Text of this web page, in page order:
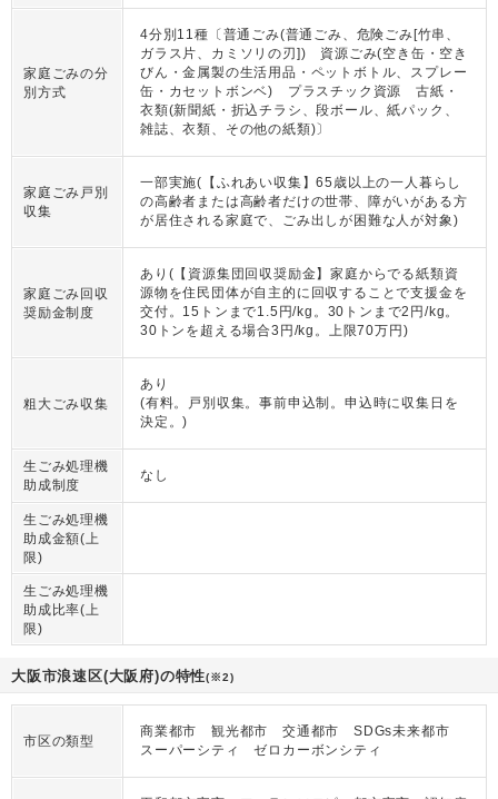
家庭ごみの分
別方式
4分別11種〔普通ごみ(普通ごみ、危険ごみ[竹串、
ガラス片、カミソリの刃]) 資源ごみ(空き缶・空き
びん・金属製の生活用品・ペットボトル、スプレー
缶・カセットボンベ) プラスチック資源 古紙・
衣類(新聞紙・折込チラシ、段ボール、紙パック、
雑誌、衣類、その他の紙類)〕
家庭ごみ戸別
収集
一部実施(【ふれあい収集】65歳以上の一人暮らし
の高齢者または高齢者だけの世帯、障がいがある方
が居住される家庭で、ごみ出しが困難な人が対象)
家庭ごみ回収
奨励金制度
あり(【資源集団回収奨励金】家庭からでる紙類資
源物を住民団体が自主的に回収することで支援金を
交付。15トンまで1.5円/kg。30トンまで2円/kg。
30トンを超える場合3円/kg。上限70万円)
粗大ごみ収集
あり
(有料。戸別収集。事前申込制。申込時に収集日を
決定。)
生ごみ処理機
助成制度
なし
生ごみ処理機
助成金額(上
限)
生ごみ処理機
助成比率(上
限)
大阪市浪速区(大阪府)の特性(※2)
市区の類型
商業都市 観光都市 交通都市 SDGs未来都市
スーパーシティ ゼロカーボンシティ